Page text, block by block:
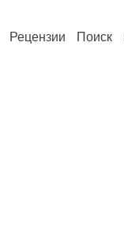
Рецензии Поиск